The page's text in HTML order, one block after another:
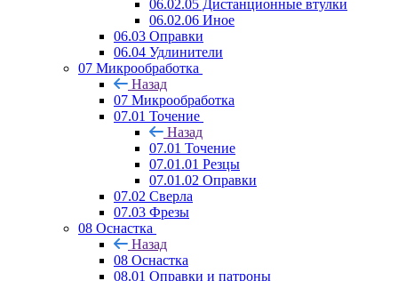
06.02.05 Дистанционные втулки
06.02.06 Иное
06.03 Оправки
06.04 Удлинители
07 Микрообработка
Назад
07 Микрообработка
07.01 Точение
Назад
07.01 Точение
07.01.01 Резцы
07.01.02 Оправки
07.02 Сверла
07.03 Фрезы
08 Оснастка
Назад
08 Оснастка
08.01 Оправки и патроны